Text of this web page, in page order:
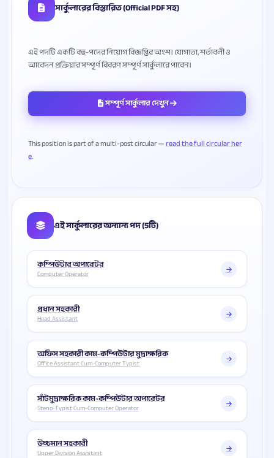
সার্কুলারের বিস্তারিত (Official PDF সহ)
এই পদটি একটি বহু-পদের নিয়োগ বিজ্ঞপ্তির অংশ। যোগ্যতা, শর্তাবলী ও
সম্পূর্ণ সার্কুলার দেখুন
This position is part of a multi-post circular —read the full circular her
e
এই সার্কুলারের অন্যান্য পদ (5টি)
কম্পিউটার অপারেটর
Computer Operator
প্রধান সহকারী
Head Assistant
অফিস সহকারী কাম-কম্পিউটার মুদ্রাক্ষরিক
Office Assistant Cum-Computer Typist
সাঁটমুদ্রাক্ষরিক কাম-কম্পিউটার অপারেটর
Steno-Typist Cum-Computer Operator
উচ্চমান সহকারী
Upper Division Assistant